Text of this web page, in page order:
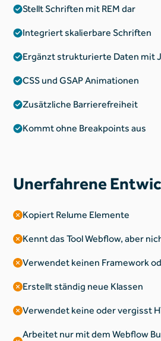
Stellt Schriften mit REM dar
Integriert skalierbare Schriften
Ergänzt strukturierte Daten mit
CSS und GSAP Animationen
Zusätzliche Barrierefreiheit
Kommt ohne Breakpoints aus
Unerfahrene
Kopiert Relume Elemente
Kennt das Tool Webflow, aber
Verwendet keinen Framework
Erstellt ständig neue Klassen
Verwendet keine oder vergisst
Arbeitet nur mit dem Webflow